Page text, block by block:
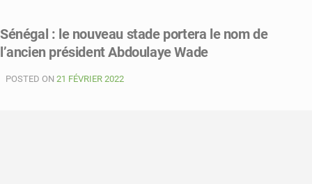
du
Sénégal
match
Sénégal : le nouveau stade portera le nom de
l’ancien président Abdoulaye Wade
POSTED ON 21 FÉVRIER 2022